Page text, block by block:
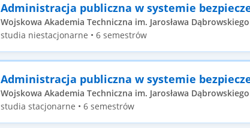
Administracja publiczna w systemie
Wojskowa Akademia Techniczna im. Jarosława
studia niestacjonarne • 6 semestrów
Administracja publiczna w systemie
Wojskowa Akademia Techniczna im. Jarosława
studia stacjonarne • 6 semestrów